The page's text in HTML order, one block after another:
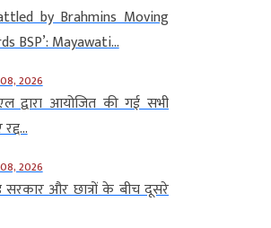
by Brahmins Moving
BSP’: Mayawati...
2026
द्वारा आयोजित की गई सभी
2026
और छात्रों के बीच दूसरे